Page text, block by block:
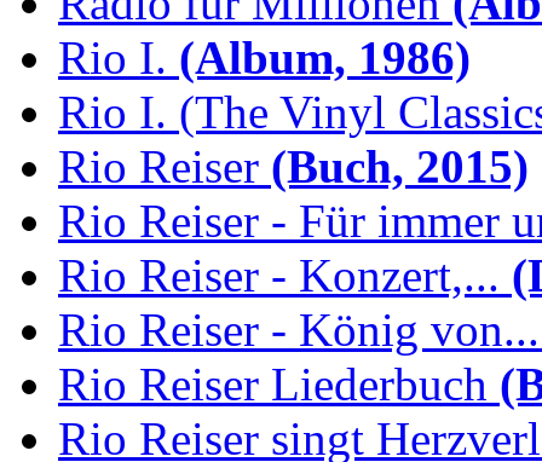
Rio I. (Album, 1986)
Rio I. (The Vinyl
Rio Reiser (Buch, 2015)
Rio Reiser - Für immer
Rio Reiser - Konzert,...
Rio Reiser - König von...
Rio Reiser Liederbuch
Rio Reiser singt